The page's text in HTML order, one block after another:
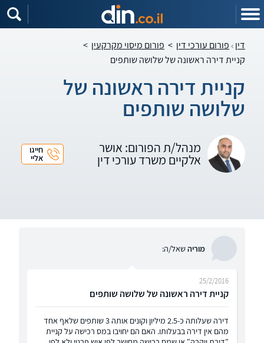
דין פורום עורכי דין > פורום מיסוי מקרקעין >
קניית דירה ראשונה של שלושה שותפים
קניית דירה ראשונה של
שלושה שותפים
מנהל/ת הפורום: אושר
אלקיים משרד עורכי דין
חייגו
אליי
מוריהשאל/ה:
קניית דירה ראשונה של שלושה שותפים
25/2/2016
דירה שעלותה כ-2.5 מיליון וקונים אותה 3 שותפים שלאף אחד
מהם אין דירה בבעלותו. האם הם יחויבו במס רכישה על קניית